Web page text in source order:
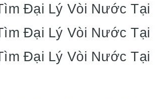
Đại Lý Vòi Nước
Đại Lý Vòi Nước
Đại Lý Vòi Nước